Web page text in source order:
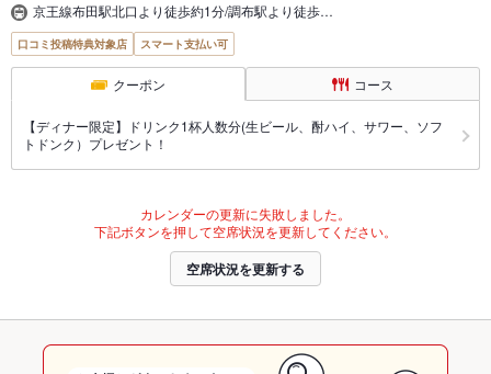
京王線布田駅北口より徒歩約1分/調布駅より徒歩…
口コミ投稿特典対象店 スマート支払い可
クーポン コース
【ディナー限定】ドリンク1杯人数分(生ビール、酎ハイ、サワー、ソフ
トドンク）プレゼント！
カレンダーの更新に失敗しました。
下記ボタンを押して空席状況を更新してください。
空席状況を更新する